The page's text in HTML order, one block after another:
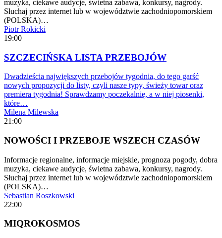
muzyka, ciekawe audycje, świetna zabawa, konkursy, nagrody.
Słuchaj przez internet lub w województwie zachodniopomorskiem
(POLSKA)…
Piotr Rokicki
19:00
SZCZECIŃSKA LISTA PRZEBOJÓW
Dwadzieścia największych przebojów tygodnia, do tego garść
nowych propozycji do listy, czyli nasze typy, świeży towar oraz
premiera tygodnia! Sprawdzamy poczekalnię, a w niej piosenki,
które…
Milena Milewska
21:00
NOWOŚCI I PRZEBOJE WSZECH CZASÓW
Informacje regionalne, informacje miejskie, prognoza pogody, dobra
muzyka, ciekawe audycje, świetna zabawa, konkursy, nagrody.
Słuchaj przez internet lub w województwie zachodniopomorskiem
(POLSKA)…
Sebastian Roszkowski
22:00
MIQROKOSMOS